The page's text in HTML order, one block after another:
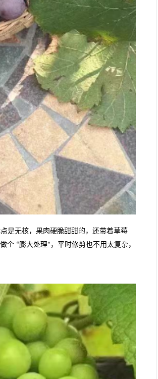
是无核，果肉硬脆甜甜的，还带着草莓
个 “膨大处理” ，平时修剪也不用太复杂，